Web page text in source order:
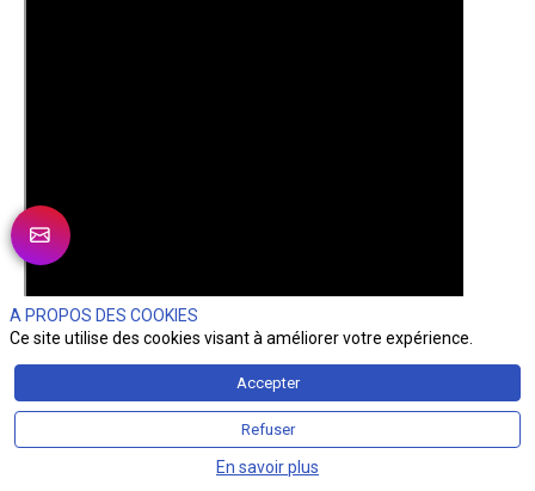
A PROPOS DES COOKIES
Ce site utilise des cookies visant à améliorer votre expérience.
Accepter
Refuser
En savoir plus